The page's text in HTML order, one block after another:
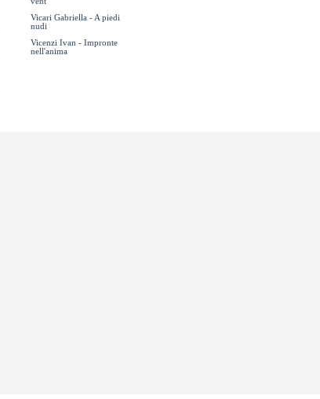
Vicari Gabriella - A piedi
nudi
Vicenzi Ivan - Impronte
nell'anima